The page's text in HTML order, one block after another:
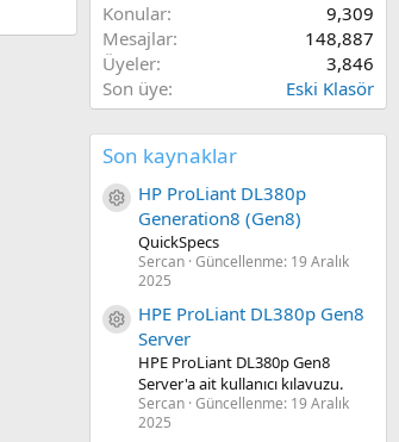
Konular
9,309
Mesajlar
148,887
Üyeler
3,846
Son üye
Eski Klasör
Son kaynaklar
Kaynak ikon/amblem
HP ProLiant DL380p
Generation8 (Gen8)
QuickSpecs
Sercan Güncellenme: 19 Aralık
2025
Kaynak ikon/amblem
HPE ProLiant DL380p Gen8
Server
HPE ProLiant DL380p Gen8
Server'a ait kullanıcı kılavuzu.
Sercan Güncellenme: 19 Aralık
2025